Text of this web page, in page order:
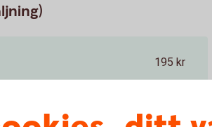
195 kr
0 kr